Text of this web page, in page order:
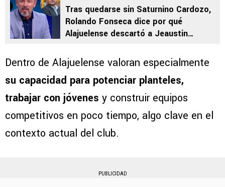
Tras quedarse sin Saturnino Cardozo,
Rolando Fonseca dice por qué
Alajuelense descartó a Jeaustin
Dentro de Alajuelense valoran especialmente
su capacidad para potenciar planteles,
trabajar con jóvenes y construir equipos
competitivos en poco tiempo, algo clave en el
contexto actual del club.
PUBLICIDAD